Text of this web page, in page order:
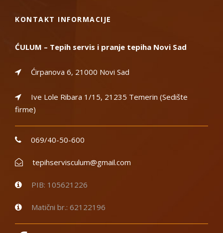
KONTAKT INFORMACIJE
ĆULUM – Tepih servis i pranje tepiha Novi Sad
Ćirpanova 6, 21000 Novi Sad
Ive Lole Ribara 1/15, 21235 Temerin (Sedište
firme)
069/40-50-600
tepihservisculum@gmail.com
PIB: 105621226
Matični br.: 62122196